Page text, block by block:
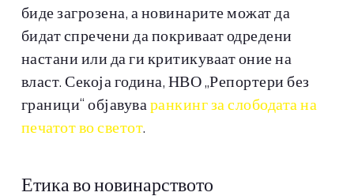
биде загрозена, а новинарите можат да
бидат спречени да покриваат одредени
настани или да ги критикуваат оние на
власт. Секоја година, НВО „Репортери без
граници“ објавува ранкинг за слободата на
печатот во светот.
Етика во новинарството